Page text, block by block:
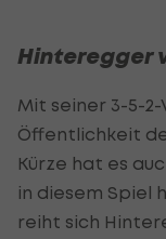
Hinteregger
Mit seiner 3-5-
Öffentlichkeit
Kürze hat es
in diesem Spiel
reiht sich